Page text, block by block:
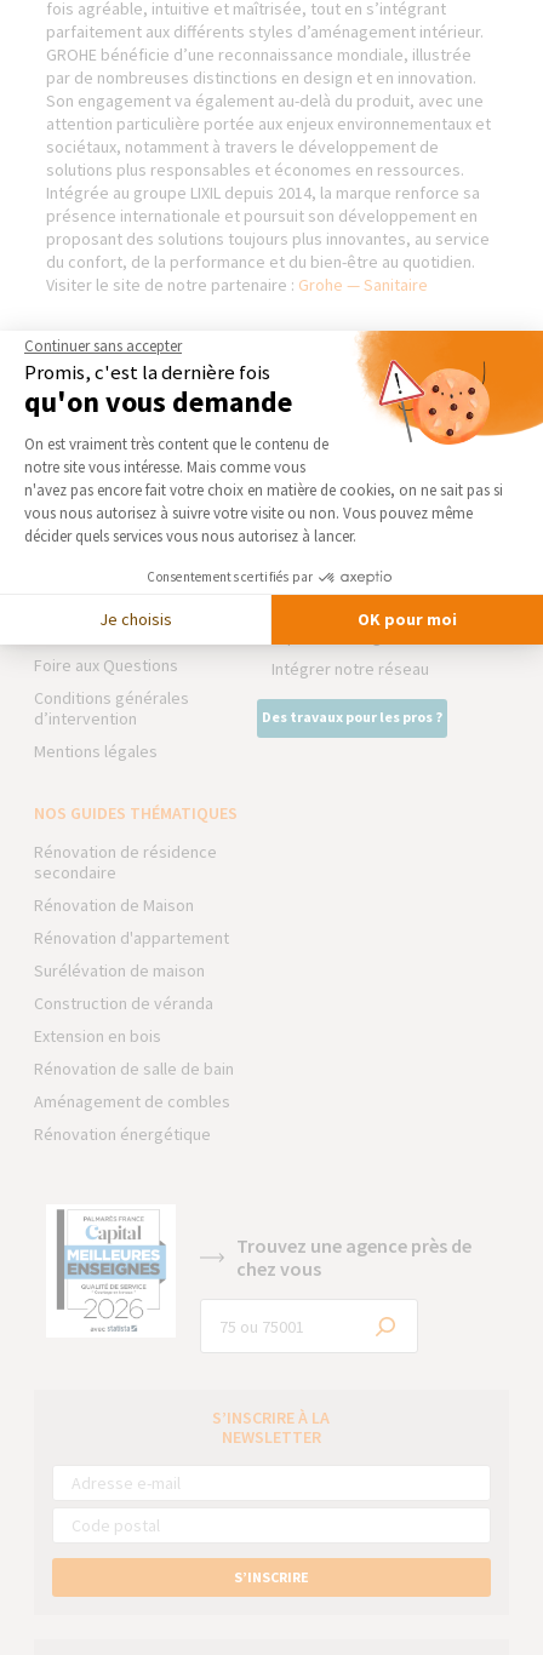
fois agréable, intuitive et maîtrisée, tout en s’intégrant
parfaitement aux différents styles d’aménagement intérieur.
GROHE bénéficie d’une reconnaissance mondiale, illustrée
par de nombreuses distinctions en design et en innovation.
Son engagement va également au-delà du produit, avec une
attention particulière portée aux enjeux environnementaux et
sociétaux, notamment à travers le développement de
solutions plus responsables et économes en ressources.
Intégrée au groupe LIXIL depuis 2014, la marque renforce sa
présence internationale et poursuit son développement en
proposant des solutions toujours plus innovantes, au service
du confort, de la performance et du bien-être au quotidien.
Visiter le site de notre partenaire : Grohe — Sanitaire
LA MAISON DES TRAVAUX
PERPIGNAN - RÉNOVATION &
Qui sommes-nous
Actualités
Notre charte qualité
Devenir franchisé
Foire aux Questions
Conditions générales
d’intervention
Mentions légales
NOS DOMAINES
D’INTERVENTION
EXTENSION
RÉNOVATION INTÉRIEURE
TRAVAUX EXTÉRIEURS
NOS PARTENAIRES
Expert Bricolage
Intégrer notre réseau
Des travaux pour les pros ?
NOS GUIDES THÉMATIQUES
Rénovation de résidence
secondaire
Rénovation de Maison
Rénovation d'appartement
Surélévation de maison
Construction de véranda
Extension en bois
Rénovation de salle de bain
Aménagement de combles
Rénovation énergétique
Trouvez une agence près de
chez vous
S’INSCRIRE À LA
NEWSLETTER
S’INSCRIRE
Continuer sans accepter
Promis, c'est la dernière fois
qu'on vous demande
Plateforme de Gestion du
On est vraiment très content que le contenu de
notre site vous intéresse. Mais comme vous
n'avez pas encore fait votre choix en matière de cookies, on ne sait pas si
vous nous autorisez à suivre votre visite ou non. Vous pouvez même
décider quels services vous nous autorisez à lancer.
Consentements certifiés par
Je choisis OK pour moi
Axeptio consent